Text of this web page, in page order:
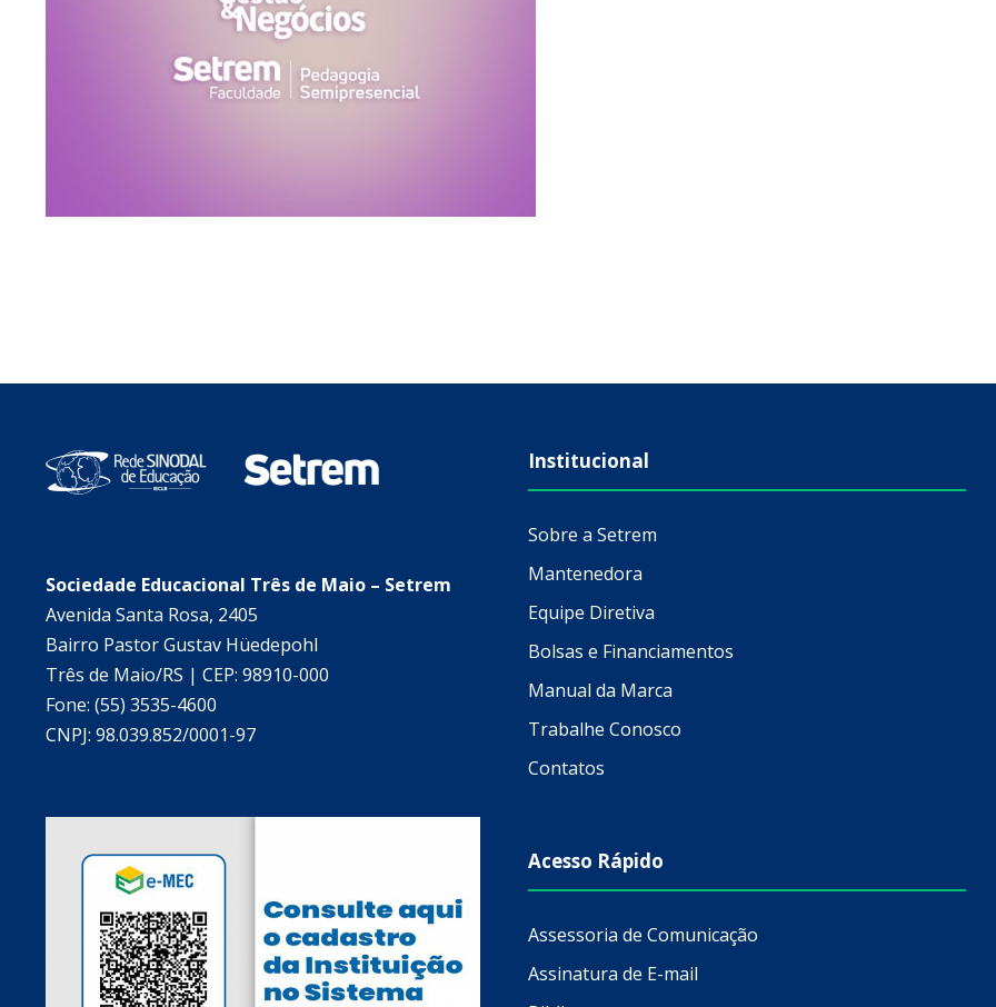
Sociedade Educacional Três de Maio – Setrem
Avenida Santa Rosa, 2405
Bairro Pastor Gustav Hüedepohl
Três de Maio/RS | CEP: 98910-000
Fone: (55) 3535-4600
CNPJ: 98.039.852/0001-97
Institucional
Sobre a Setrem
Mantenedora
Equipe Diretiva
Bolsas e Financiamentos
Manual da Marca
Trabalhe Conosco
Contatos
Acesso Rápido
Assessoria de Comunicação
Assinatura de E-mail